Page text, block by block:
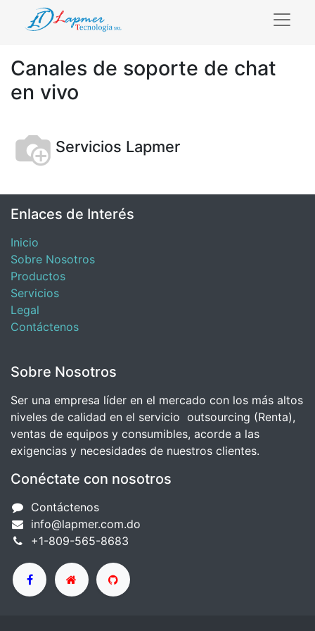
Canales de soporte de chat
en vivo
Servicios Lapmer
Enlaces de Interés
Inicio
Sobre Nosotros
Productos
Servicios
Legal
Contáctenos
Sobre Nosotros
Ser una empresa líder en el mercado con los más altos
niveles de calidad en el servicio outsourcing (Renta),
ventas de equipos y consumibles, acorde a las
exigencias y necesidades de nuestros clientes.
Conéctate con nosotros
Contáctenos
info@lapmer.com.do
+1-809-565-8683